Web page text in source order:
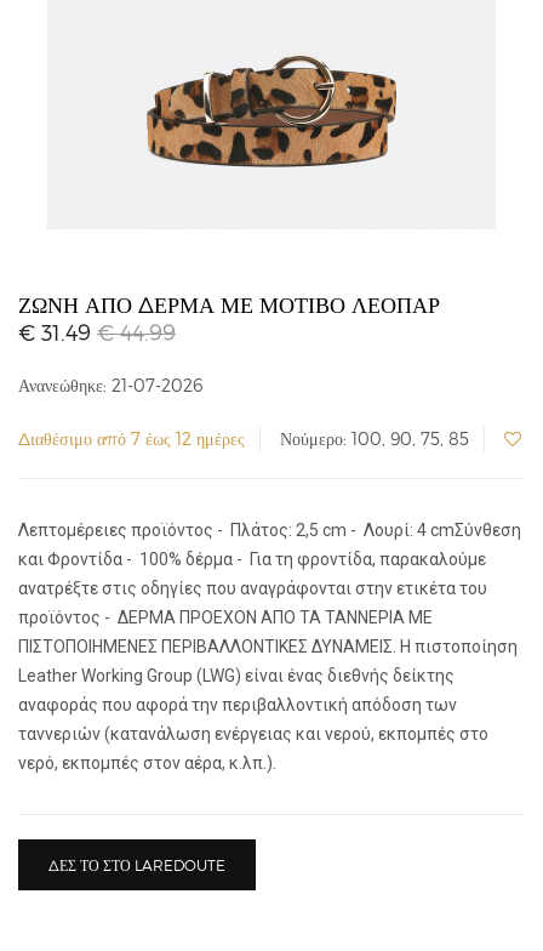
ΖΏΝΗ ΑΠΌ ΔΈΡΜΑ ΜΕ ΜΟΤΊΒΟ ΛΕΟΠΆΡ
€ 31.49 € 44.99
Ανανεώθηκε: 21-07-2026
Διαθέσιμο από 7 έως 12 ημέρες Νούμερο: 100, 90, 75, 85
Λεπτομέρειες προϊόντος - Πλάτος: 2,5 cm - Λουρί: 4 cmΣύνθεση
και Φροντίδα - 100% δέρμα - Για τη φροντίδα, παρακαλούμε
ανατρέξτε στις οδηγίες που αναγράφονται στην ετικέτα του
προϊόντος - ΔΕΡΜΑ ΠΡΟΕΧΟΝ ΑΠΟ ΤΑ ΤΑΝΝΕΡΙΑ ΜΕ
ΠΙΣΤΟΠΟΙΗΜΕΝΕΣ ΠΕΡΙΒΑΛΛΟΝΤΙΚΕΣ ΔΥΝΑΜΕΙΣ. Η πιστοποίηση
Leather Working Group (LWG) είναι ένας διεθνής δείκτης
αναφοράς που αφορά την περιβαλλοντική απόδοση των
ταννεριών (κατανάλωση ενέργειας και νερού, εκπομπές στο
νερό, εκπομπές στον αέρα, κ.λπ.).
ΔΕΣ ΤΟ ΣΤΟ LAREDOUTE